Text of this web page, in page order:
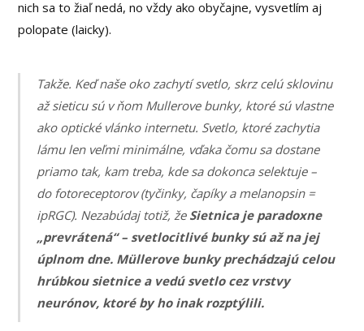
nich sa to žiaľ nedá, no vždy ako obyčajne, vysvetlím aj
polopate (laicky).
Takže. Keď naše oko zachytí svetlo, skrz celú sklovinu
až sieticu sú v ňom Mullerove bunky, ktoré sú vlastne
ako optické vlánko internetu. Svetlo, ktoré zachytia
lámu len veľmi minimálne, vďaka čomu sa dostane
priamo tak, kam treba, kde sa dokonca selektuje –
do fotoreceptorov (tyčinky, čapíky a melanopsin =
ipRGC). Nezabúdaj totiž, že Sietnica je paradoxne
„prevrátená“ – svetlocitlivé bunky sú až na jej
úplnom dne. Müllerove bunky prechádzajú celou
hrúbkou sietnice a vedú svetlo cez vrstvy
neurónov, ktoré by ho inak rozptýlili.